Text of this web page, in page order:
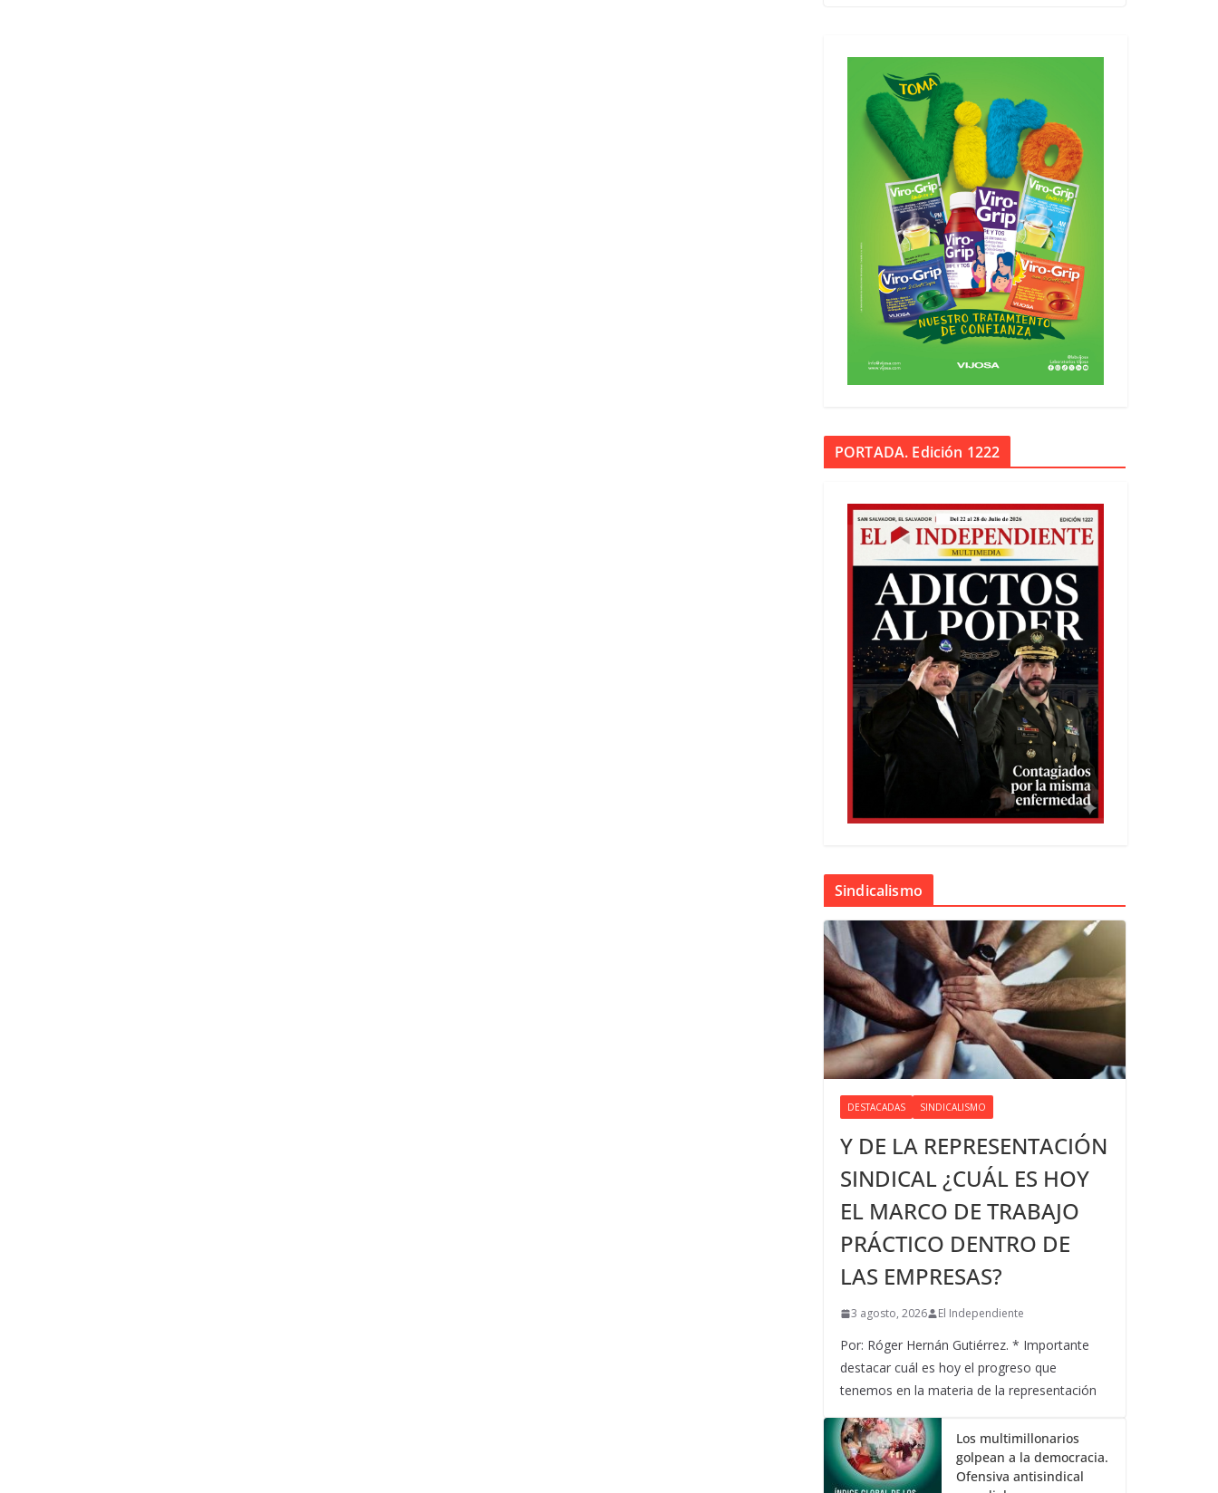
PORTADA. Edición 1222
Sindicalismo
DESTACADAS SINDICALISMO
Y DE LA REPRESENTACIÓN
SINDICAL ¿CUÁL ES HOY
EL MARCO DE TRABAJO
PRÁCTICO DENTRO DE
LAS EMPRESAS?
3 agosto, 2026 El Independiente
Por: Róger Hernán Gutiérrez. * Importante
destacar cuál es hoy el progreso que
tenemos en la materia de la representación
Los multimillonarios
golpean a la democracia.
Ofensiva antisindical